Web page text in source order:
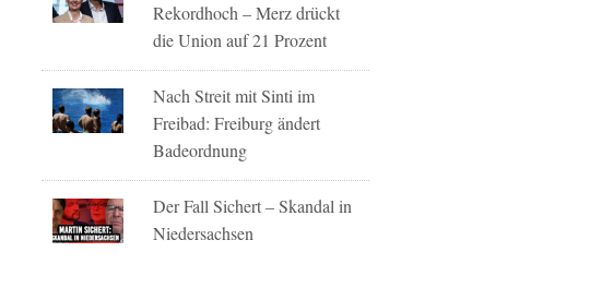
Rekordhoch – Merz drückt
die Union auf 21 Prozent
Nach Streit mit Sinti im
Freibad: Freiburg ändert
Badeordnung
Der Fall Sichert – Skandal in
Niedersachsen